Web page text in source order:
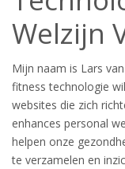
Welzijn
Mijn naam is Lars
fitness technologie
websites die zich
enhances personal
helpen onze
te verzamelen en